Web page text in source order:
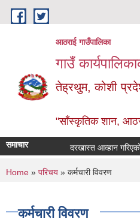
Skip to main content
आठराई गाउँपालिका
गाउँ
तेह्रथुम, कोशी
"साँस्कृतिक शान,
समाचार दरखास्त आव्हान गरिएको
You are here
Home » परिचय » कर्मचारी विवरण
कर्मचारी विवरण